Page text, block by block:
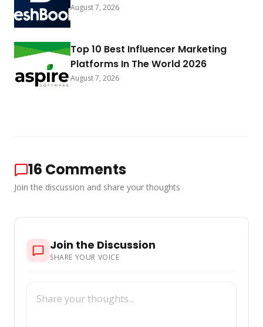
August 7, 2026
Top 10 Best Influencer Marketing
Platforms In The World 2026
August 7, 2026
16 Comments
Join the discussion and share your thoughts
Join the Discussion
SHARE YOUR VOICE